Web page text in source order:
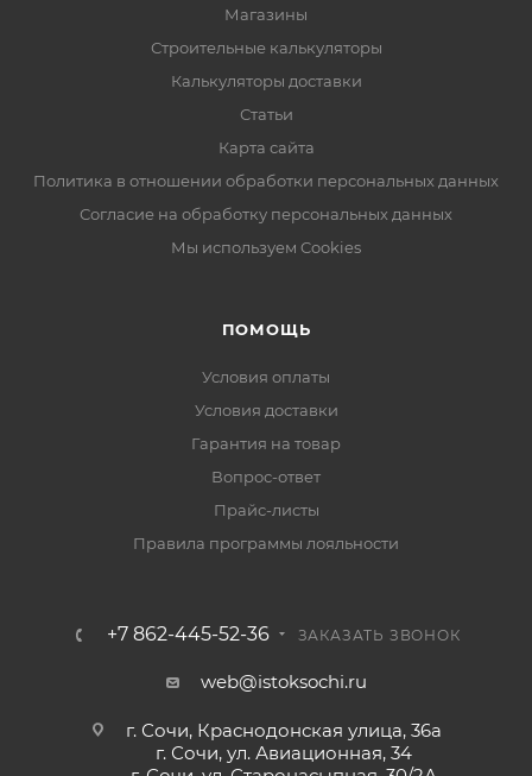
Магазины
Строительные калькуляторы
Калькуляторы доставки
Статьи
Карта сайта
Политика в отношении обработки персональных данных
Согласие на обработку персональных данных
Мы используем Cookies
ПОМОЩЬ
Условия оплаты
Условия доставки
Гарантия на товар
Вопрос-ответ
Прайс-листы
Правила программы лояльности
+7 862-445-52-36 ЗАКАЗАТЬ ЗВОНОК
web@istoksochi.ru
г. Сочи, Краснодонская улица, 36а
г. Сочи, ул. Авиационная, 34